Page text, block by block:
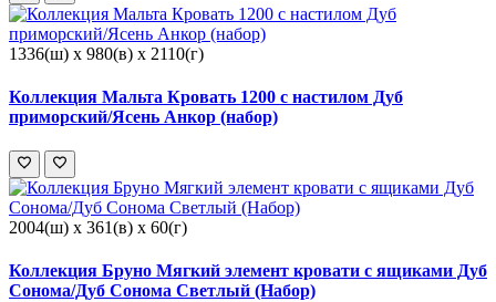
1336(ш) x 980(в) x 2110(г)
Коллекция Мальта Кровать 1200 с настилом Дуб
приморский/Ясень Анкор (набор)
2004(ш) x 361(в) x 60(г)
Коллекция Бруно Мягкий элемент кровати с ящиками Дуб
Сонома/Дуб Сонома Светлый (Набор)